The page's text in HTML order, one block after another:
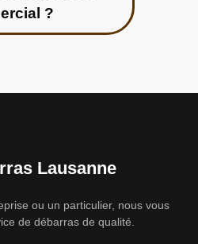
?
Lausanne
ou un particulier, nous vous
de débarras de qualité.